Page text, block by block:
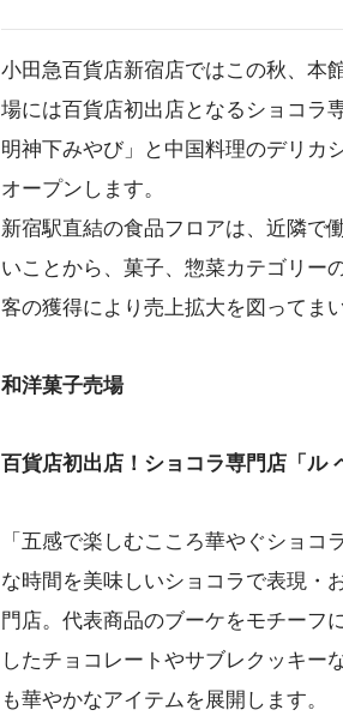
小田急百貨店新宿店ではこの秋、本
場には百貨店初出店となるショコラ
明神下みやび」と中国料理のデリカ
オープンします。
新宿駅直結の食品フロアは、近隣で
いことから、菓子、惣菜カテゴリー
客の獲得により売上拡大を図ってま
和洋菓子売場
百貨店初出店！ショコラ専門店「ル
「五感で楽しむこころ華やぐショ
な時間を美味しいショコラで表現・
門店。代表商品のブーケをモチーフ
したチョコレートやサブレクッキー
も華やかなアイテムを展開します。